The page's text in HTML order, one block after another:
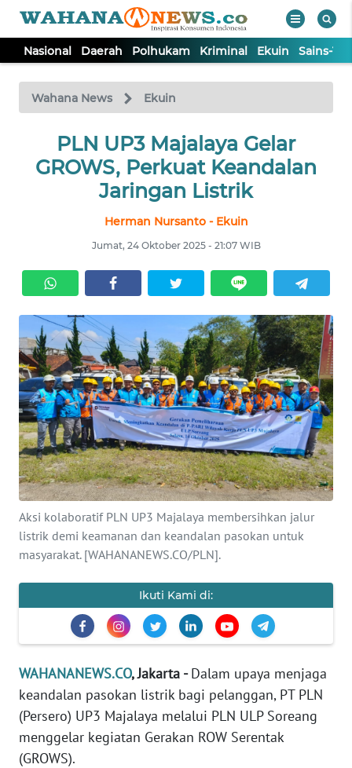
Nasional Daerah Polhukam Kriminal Ekuin Sains-
Wahana News Ekuin
PLN UP3 Majalaya Gelar
GROWS, Perkuat Keandalan
Jaringan Listrik
Herman Nursanto - Ekuin
Jumat, 24 Oktober 2025 - 21:07 WIB
Aksi kolaboratif PLN UP3 Majalaya membersihkan jalur
listrik demi keamanan dan keandalan pasokan untuk
masyarakat. [WAHANANEWS.CO/PLN].
Ikuti Kami di:
WAHANANEWS.CO, Jakarta -Dalam upaya menjaga
keandalan pasokan listrik bagi pelanggan, PT PLN
(Persero) UP3 Majalaya melalui PLN ULP Soreang
menggelar kegiatan Gerakan ROW Serentak
(GROWS).
TV
Tutup
NASIONAL
KRIMINAL
EKUIN
SAINS-TEKNO
KESEHATAN
INTERNASIONAL
SERBA-SERBI
PENDIDIKAN
OLAHRAGA
EDITORIAL
Informasi
INDEKS
BERITA